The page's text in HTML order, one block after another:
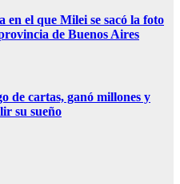
en el que Milei se sacó la foto
de Buenos Aires
de cartas, ganó millones y
su sueño